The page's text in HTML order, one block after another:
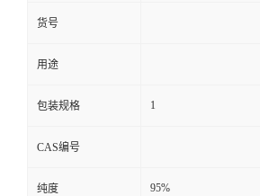
货号
用途
包装规格 1
CAS编号
纯度 95%